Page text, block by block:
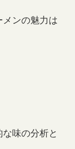
メンの魅力は
味の分析と